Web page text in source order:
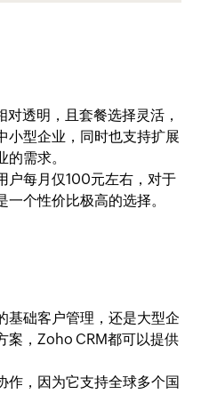
透明，且套餐选择灵活，
小型企业，同时也支持扩展
需求。
户每月仅100元左右，对于
个性价比极高的选择。
基础客户管理，还是大型企
案，Zoho CRM都可以提供
作，因为它支持全球多个国